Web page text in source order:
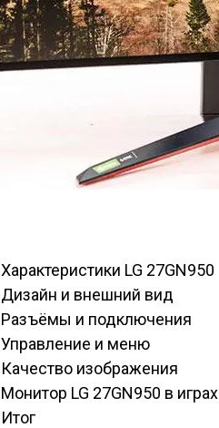
Характеристики LG 27GN950
Дизайн и внешний вид
Разъёмы и подключения
Управление и меню
Качество изображения
Монитор LG 27GN950 в играх
Итог